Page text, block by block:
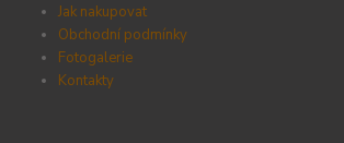
Jak nakupovat
Obchodní podmínky
Fotogalerie
Kontakty